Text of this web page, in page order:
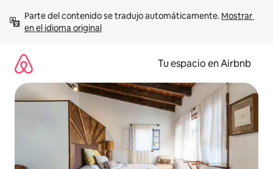
contenido
Parte del contenido se tradujo automáticamente. Mostrar
en el idioma original
Tu espacio en Airbnb